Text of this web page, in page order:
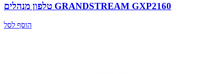
טלפון מנהלים GRANDSTREAM GXP2160
הוסף לסל